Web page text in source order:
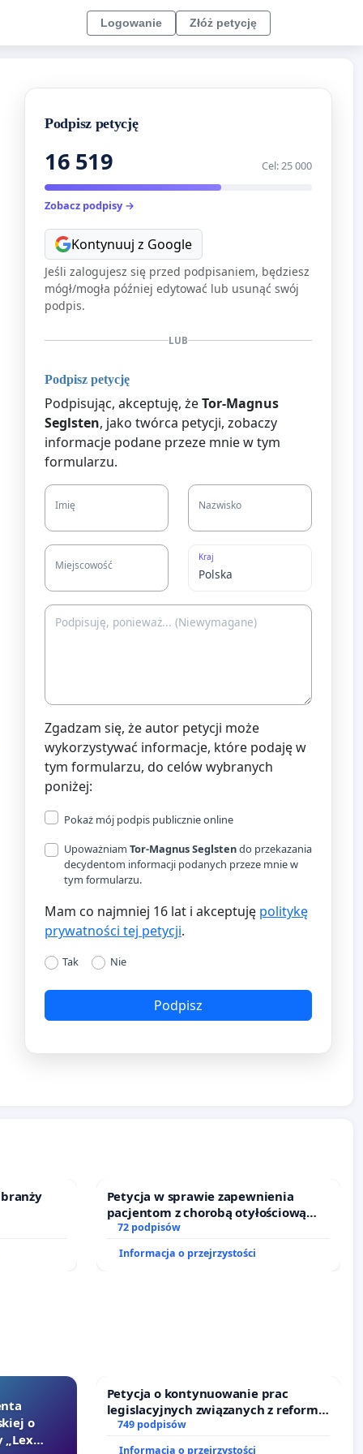
Logowanie Złóż petycję
Podpisz petycję
16 519 Cel: 25 000
Zobacz podpisy →
Kontynuuj z Google
Jeśli zalogujesz się przed podpisaniem, będziesz
mógł/mogła później edytować lub usunąć swój
podpis.
LUB
Podpisz petycję
Podpisując, akceptuję, żeTor-Magnus
Seglsten, jako twórca petycji, zobaczy
informacje podane przeze mnie w tym
formularzu.
Imię Nazwisko
Miejscowość
Kraj
Zgadzam się, że autor petycji może
wykorzystywać informacje, które podaję w
tym formularzu, do celów wybranych
poniżej:
Pokaż mój podpis publicznie online
Upoważniam Tor-Magnus Seglstendo przekazania
decydentom informacji podanych przeze mnie w
tym formularzu.
Mam co najmniej 16 lat i akceptuję politykę
prywatności tej petycji.
Tak Nie
Podpisz
Petycja w sprawie zapewnienia
pacjentom z chorobą otyłościową
dostępu do kompleksowego leczenia
oraz programów profilaktycznych.
72 podpisów
Informacja o przejrzystości
o
„Lex
Petycja o kontynuowanie prac
legislacyjnych związanych z reformą
prawa rodzinnego
749 podpisów
Informacja o przejrzystości